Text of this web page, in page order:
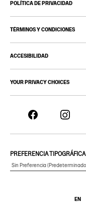
POLÍTICA DE PRIVACIDAD
TÉRMINOS Y CONDICIONES
ACCESIBILIDAD
YOUR PRIVACY CHOICES
EN
PREFERENCIA TIPOGRÁFICA